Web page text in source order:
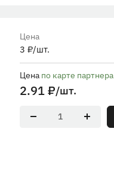
Цена
3 ₽/шт.
Цена по карте партнера
2.91 ₽/шт.